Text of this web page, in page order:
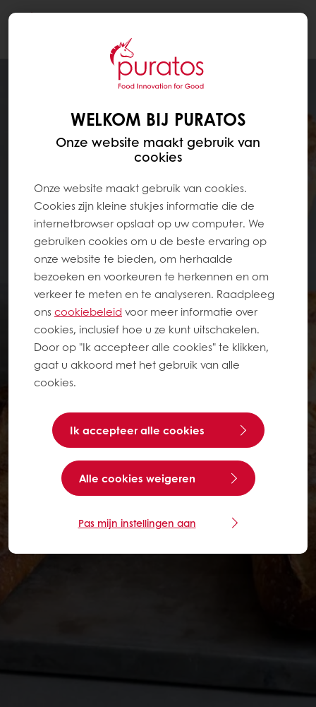
WELKOM BIJ PURATOS
Onze website maakt gebruik van
cookies
Onze website maakt gebruik van cookies.
Cookies zijn kleine stukjes informatie die de
internetbrowser opslaat op uw computer. We
gebruiken cookies om u de beste ervaring op
onze website te bieden, om herhaalde
bezoeken en voorkeuren te herkennen en om
verkeer te meten en te analyseren. Raadpleeg
onscookiebeleid voor meer informatie over
cookies, inclusief hoe u ze kunt uitschakelen.
Door op "Ik accepteer alle cookies" te klikken,
gaat u akkoord met het gebruik van alle
cookies.
Ik accepteer alle cookies
Alle cookies weigeren
Pas mijn instellingen aan